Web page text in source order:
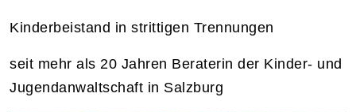
Kinderbeistand in strittigen Trennungen
seit mehr als 20 Jahren Beraterin der Kinder- und
Jugendanwaltschaft in Salzburg